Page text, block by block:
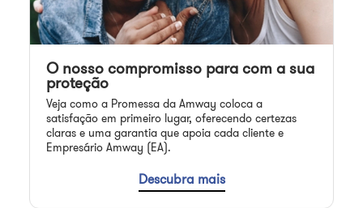
O nosso compromisso para com a sua
proteção
Veja como a Promessa da Amway coloca a
satisfação em primeiro lugar, oferecendo certezas
claras e uma garantia que apoia cada cliente e
Empresário Amway (EA).
Descubra mais